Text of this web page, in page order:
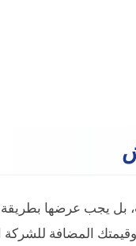
بل يجب عرضها بطريقة
المضافة للشركة